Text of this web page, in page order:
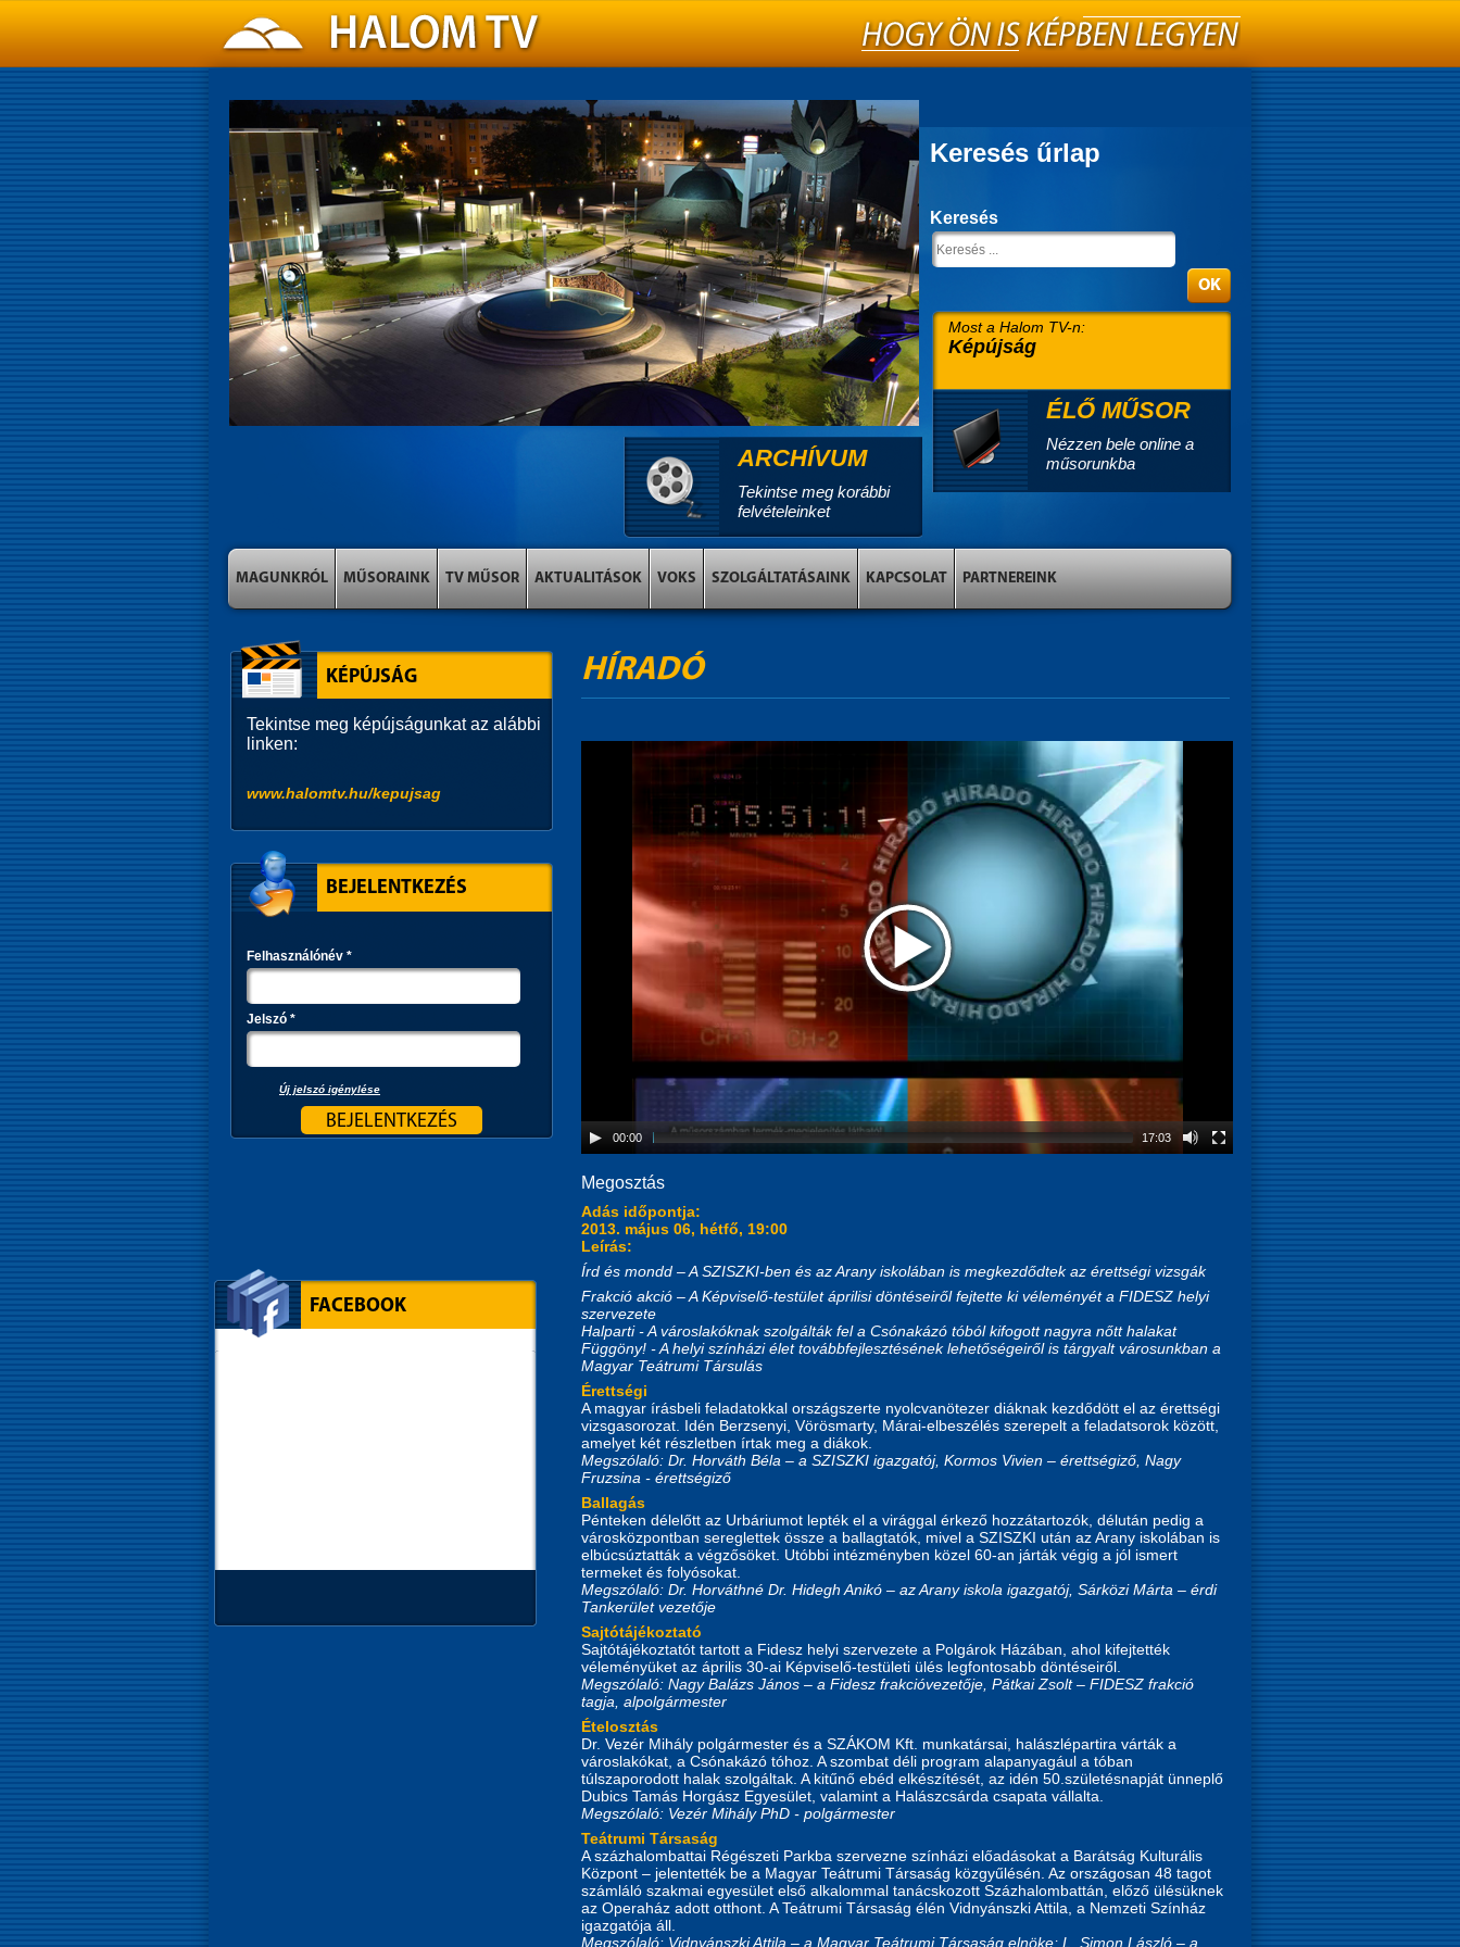
Keresés űrlap
Keresés
Most a Halom TV-n:
Képújság
ÉLŐ MŰSOR
Nézzen bele online a
műsorunkba
ARCHÍVUM
Tekintse meg korábbi
felvételeinket
MAGUNKRÓL MŰSORAINK TV MŰSOR AKTUALITÁSOK VOKS SZOLGÁLTATÁSAINK KAPCSOLAT PARTNEREINK
HÍRADÓ
00:00 17:03
Megosztás
Adás időpontja:
2013. május 06, hétfő, 19:00
Leírás:
Írd és mondd – A SZISZKI-ben és az Arany iskolában is megkezdődtek az érettségi vizsgák
Frakció akció – A Képviselő-testület áprilisi döntéseiről fejtette ki véleményét a FIDESZ helyi
szervezete
Halparti - A városlakóknak szolgálták fel a Csónakázó tóból kifogott nagyra nőtt halakat
Függöny! - A helyi színházi élet továbbfejlesztésének lehetőségeiről is tárgyalt városunkban a
Magyar Teátrumi Társulás
Érettségi
A magyar írásbeli feladatokkal országszerte nyolcvanötezer diáknak kezdődött el az érettségi
vizsgasorozat. Idén Berzsenyi, Vörösmarty, Márai-elbeszélés szerepelt a feladatsorok között,
amelyet két részletben írtak meg a diákok.
Megszólaló: Dr. Horváth Béla – a SZISZKI igazgatój, Kormos Vivien – érettségiző, Nagy
Fruzsina - érettségiző
Ballagás
Pénteken délelőtt az Urbáriumot lepték el a virággal érkező hozzátartozók, délután pedig a
városközpontban sereglettek össze a ballagtatók, mivel a SZISZKI után az Arany iskolában is
elbúcsúztatták a végzősöket. Utóbbi intézményben közel 60-an járták végig a jól ismert
termeket és folyósokat.
Megszólaló: Dr. Horváthné Dr. Hidegh Anikó – az Arany iskola igazgatój, Sárközi Márta – érdi
Tankerület vezetője
Sajtótájékoztató
Sajtótájékoztatót tartott a Fidesz helyi szervezete a Polgárok Házában, ahol kifejtették
véleményüket az április 30-ai Képviselő-testületi ülés legfontosabb döntéseiről.
Megszólaló: Nagy Balázs János – a Fidesz frakcióvezetője, Pátkai Zsolt – FIDESZ frakció
tagja, alpolgármester
Ételosztás
Dr. Vezér Mihály polgármester és a SZÁKOM Kft. munkatársai, halászlépartira várták a
városlakókat, a Csónakázó tóhoz. A szombat déli program alapanyagául a tóban
túlszaporodott halak szolgáltak. A kitűnő ebéd elkészítését, az idén 50.születésnapját ünneplő
Dubics Tamás Horgász Egyesület, valamint a Halászcsárda csapata vállalta.
Megszólaló: Vezér Mihály PhD - polgármester
Teátrumi Társaság
A százhalombattai Régészeti Parkba szervezne színházi előadásokat a Barátság Kulturális
Központ – jelentették be a Magyar Teátrumi Társaság közgyűlésén. Az országosan 48 tagot
számláló szakmai egyesület első alkalommal tanácskozott Százhalombattán, előző ülésüknek
az Operaház adott otthont. A Teátrumi Társaság élén Vidnyánszki Attila, a Nemzeti Színház
igazgatója áll.
Megszólaló: Vidnyánszki Attila – a Magyar Teátrumi Társaság elnöke; L. Simon László – a
KÉPÚJSÁG
Tekintse meg képújságunkat az alábbi
linken:
www.halomtv.hu/kepujsag
BEJELENTKEZÉS
Felhasználónév *
Jelszó *
Új jelszó igénylése
FACEBOOK